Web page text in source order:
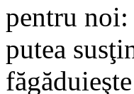
pentru noi:
putea